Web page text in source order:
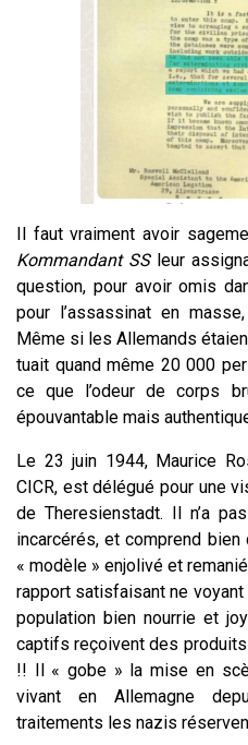
Il faut vraiment avoir
Kommandant SSleur
question, pour avoir omis
pour l’assassinat en
Même si les Allemands
tuait quand même 20 000
ce que l’odeur de corps
épouvantable mais
Le 23 juin 1944, Maurice
CICR, est délégué pour une
de Theresienstadt. Il n’a
incarcérés, et comprend bien
« modèle » enjolivé et
rapport satisfaisant ne voyant
population bien nourrie et
captifs reçoivent des produits
!! Il « gobe » la mise en
vivant en Allemagne
traitements les nazis